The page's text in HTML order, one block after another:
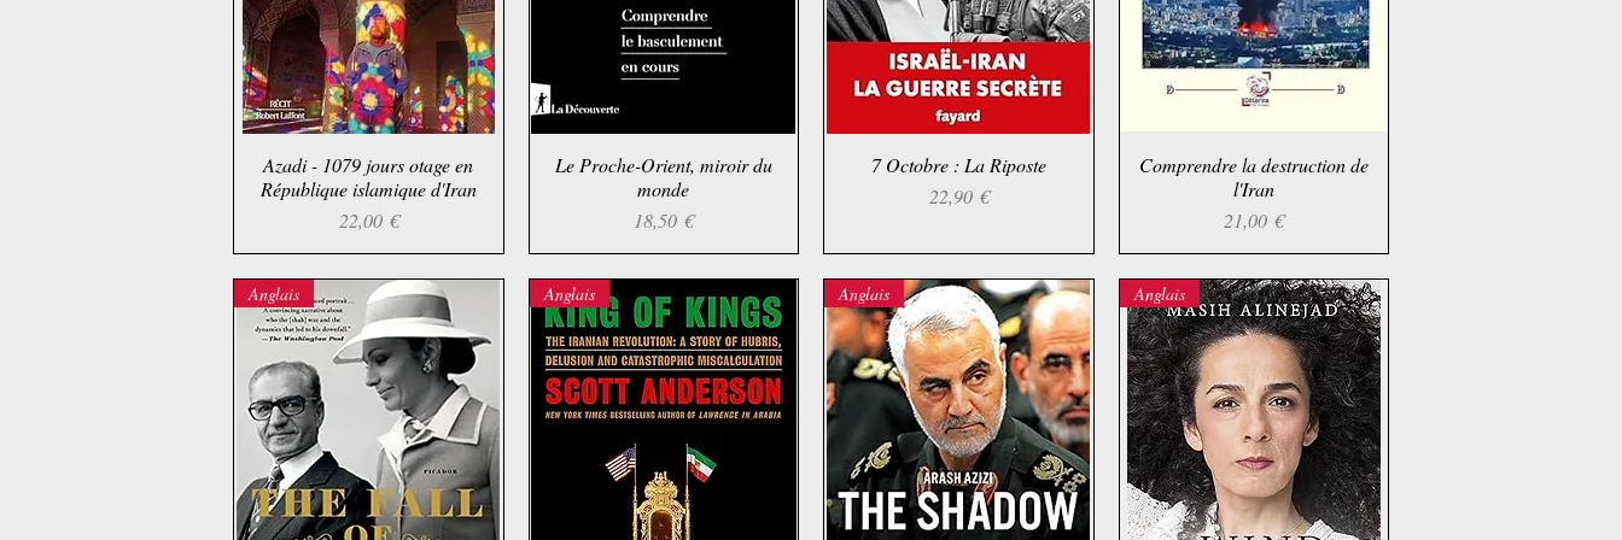
Aperçu rapide
Azadi - 1079 jours otage en
République islamique d'Iran
Prix
22,00 €
Aperçu rapide
Le Proche-Orient, miroir du
monde
Prix
18,50 €
Aperçu rapide
7 Octobre : La Riposte
Prix
22,90 €
Aperçu rapide
Comprendre la destruction de
l'Iran
Prix
21,00 €
Anglais Anglais Anglais Anglais